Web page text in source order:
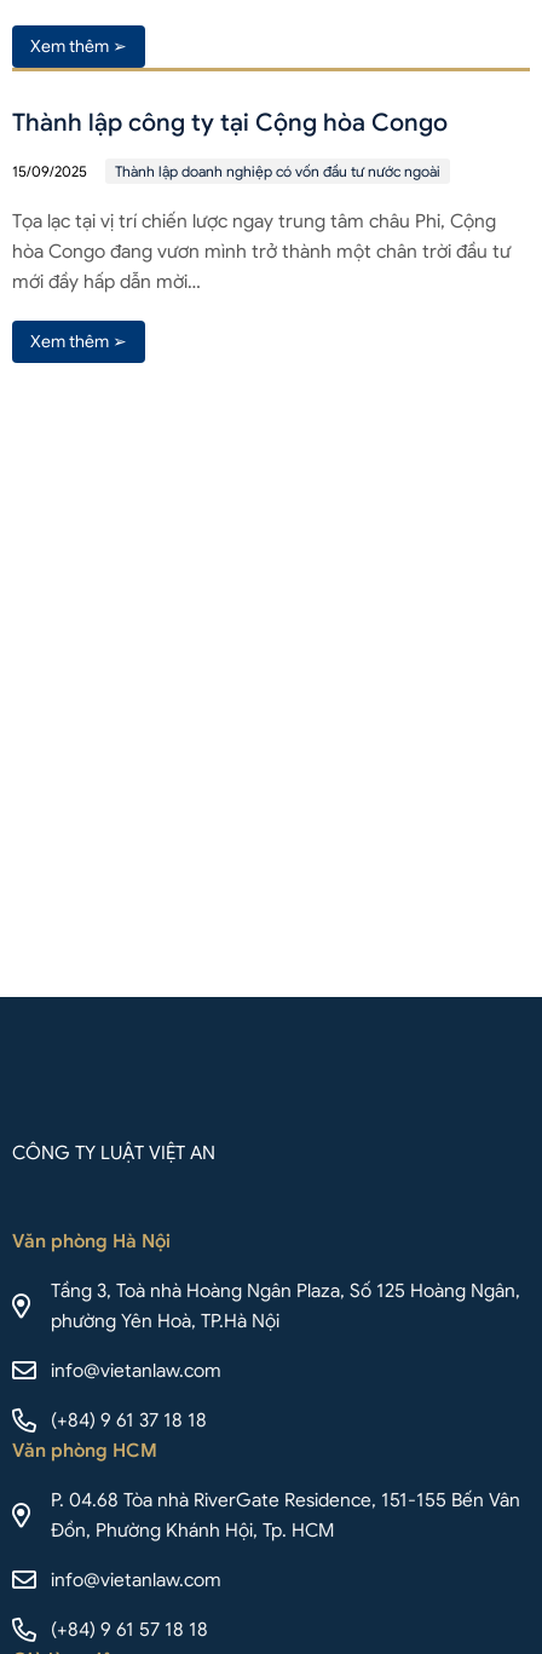
Xem thêm ➢
Thành lập công ty tại Cộng hòa Congo
15/09/2025 Thành lập doanh nghiệp có vốn đầu tư nước ngoài
Tọa lạc tại vị trí chiến lược ngay trung tâm châu Phi, Cộng
hòa Congo đang vươn mình trở thành một chân trời đầu tư
mới đầy hấp dẫn mời…
Xem thêm ➢
CÔNG TY LUẬT VIỆT AN
Văn phòng Hà Nội
Tầng 3, Toà nhà Hoàng Ngân Plaza, Số 125 Hoàng Ngân,
phường Yên Hoà, TP.Hà Nội
info@vietanlaw.com
(+84) 9 61 37 18 18
Văn phòng HCM
P. 04.68 Tòa nhà RiverGate Residence, 151-155 Bến Vân
Đồn, Phường Khánh Hội, Tp. HCM
info@vietanlaw.com
(+84) 9 61 57 18 18